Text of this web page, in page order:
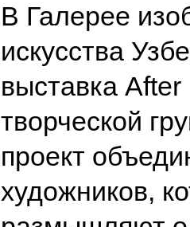
В Галерее
искусства
выставка
творческой
проект
художников,